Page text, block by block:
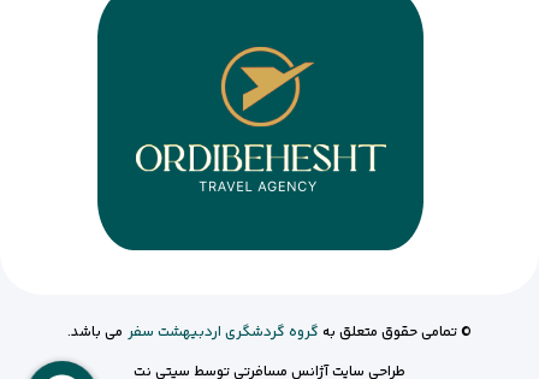
© تمامی حقوق متعلق به گروه گردشگری اردبیهشت سفر می باشد.
طراحی سایت آژانس مسافرتیتوسط سیتی نت